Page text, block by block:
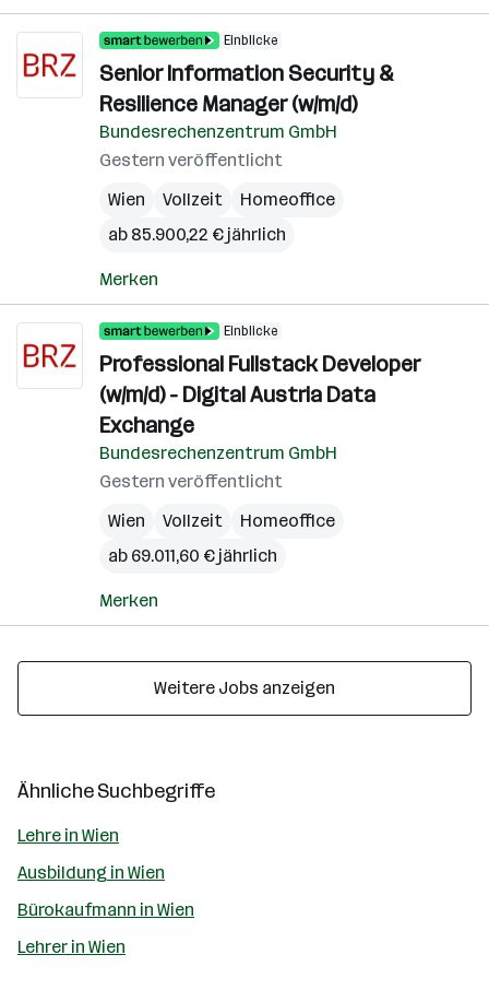
Einblicke
Senior Information Security &
Resilience Manager (w/m/d)
Bundesrechenzentrum GmbH
Gestern veröffentlicht
Wien
Vollzeit
Homeoffice
ab 85.900,22 € jährlich
Merken
Einblicke
Professional Fullstack Developer
(w/m/d) - Digital Austria Data
Exchange
Bundesrechenzentrum GmbH
Gestern veröffentlicht
Wien
Vollzeit
Homeoffice
ab 69.011,60 € jährlich
Merken
Weitere Jobs anzeigen
Ähnliche Suchbegriffe
Lehre in Wien
Ausbildung in Wien
Bürokaufmann in Wien
Lehrer in Wien